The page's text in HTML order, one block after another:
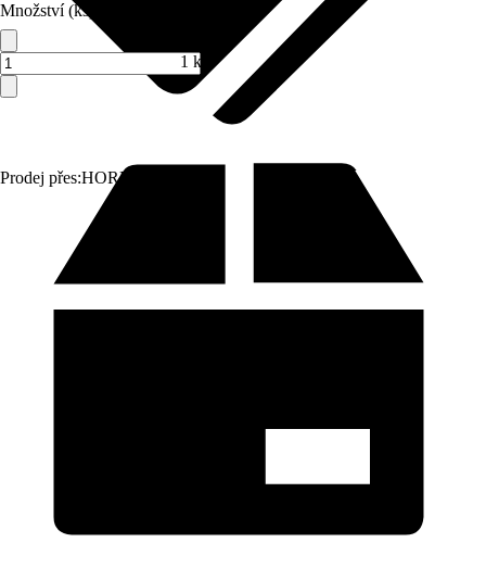
Prodej přes:HORNBACH
Množství (ks)
1 ks